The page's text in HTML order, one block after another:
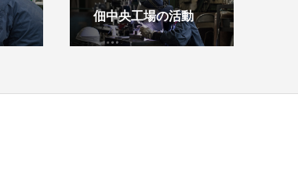
佃中央工場の活動